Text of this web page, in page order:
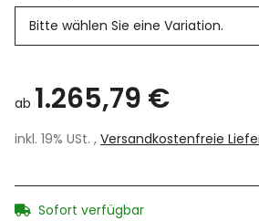
Bitte wählen Sie eine Variation.
ab 1.265,79 €
inkl. 19% USt. , Versandkostenfreie
Sofort verfügbar